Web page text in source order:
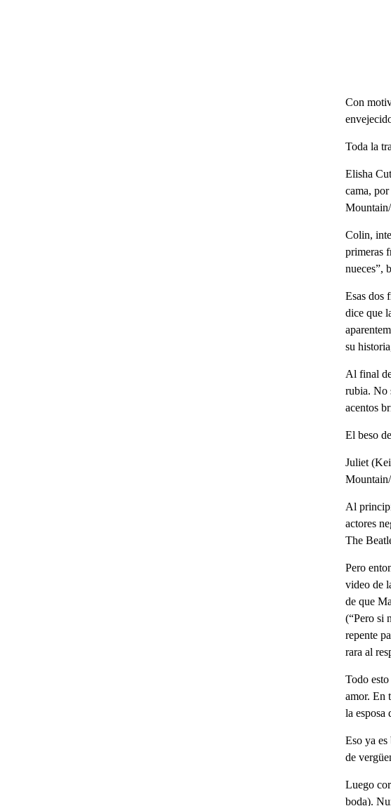
Con
Toda la
Elisha
cama,
Colin,
primeras
nueces”,
Esas dos
dice que
su
Al final
rubia. No
acentos
El beso
Juliet
Al
actores
The
Pero
video de
de que
(“Pero si
repente
rara al
Todo
amor. En
la esposa
Eso ya es
de
Luego
boda).